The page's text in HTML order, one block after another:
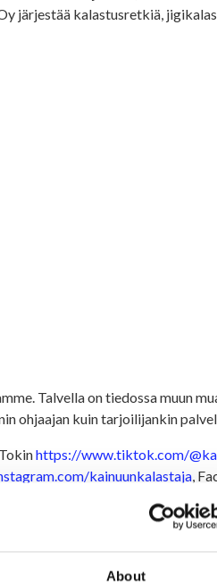
About
järjestää kalastusretkiä,
Talvella on tiedossa muun
ohjaajan kuin tarjoilijankin
https://www.tiktok.com/
kainuunkalastaja,
meillä on
Toni. Valmistun ensi vuonna;